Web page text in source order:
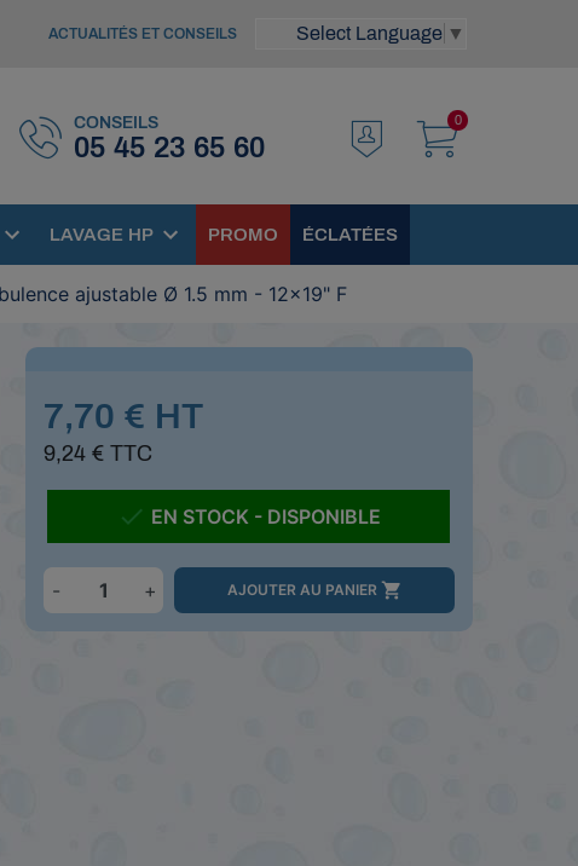
ACTUALITÉS ET CONSEILS Select Language ▼
CONSEILS
05 45 23 65 60
0
LAVAGE HP PROMO ÉCLATÉES
ajustable Ø 1.5 mm - 12x19" F
7,70 € HT
9,24 € TTC
 EN STOCK - DISPONIBLE
- + AJOUTER AU PANIER 